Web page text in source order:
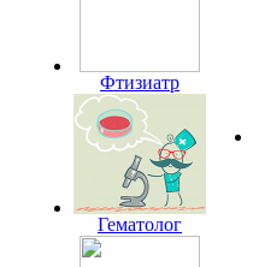
Фтизиатр
Гематолог